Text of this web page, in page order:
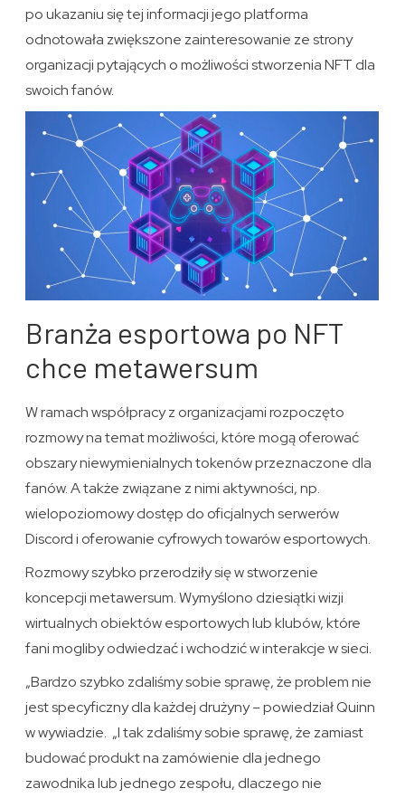
po ukazaniu się tej informacji jego platforma
odnotowała zwiększone zainteresowanie ze strony
organizacji pytających o możliwości stworzenia NFT dla
swoich fanów.
Branża esportowa po NFT
chce metawersum
W ramach współpracy z organizacjami rozpoczęto
rozmowy na temat możliwości, które mogą oferować
obszary niewymienialnych tokenów przeznaczone dla
fanów. A także związane z nimi aktywności, np.
wielopoziomowy dostęp do oficjalnych serwerów
Discord i oferowanie cyfrowych towarów esportowych.
Rozmowy szybko przerodziły się w stworzenie
koncepcji metawersum. Wymyślono dziesiątki wizji
wirtualnych obiektów esportowych lub klubów, które
fani mogliby odwiedzać i wchodzić w interakcje w sieci.
„Bardzo szybko zdaliśmy sobie sprawę, że problem nie
jest specyficzny dla każdej drużyny – powiedział Quinn
w wywiadzie. „I tak zdaliśmy sobie sprawę, że zamiast
budować produkt na zamówienie dla jednego
zawodnika lub jednego zespołu, dlaczego nie